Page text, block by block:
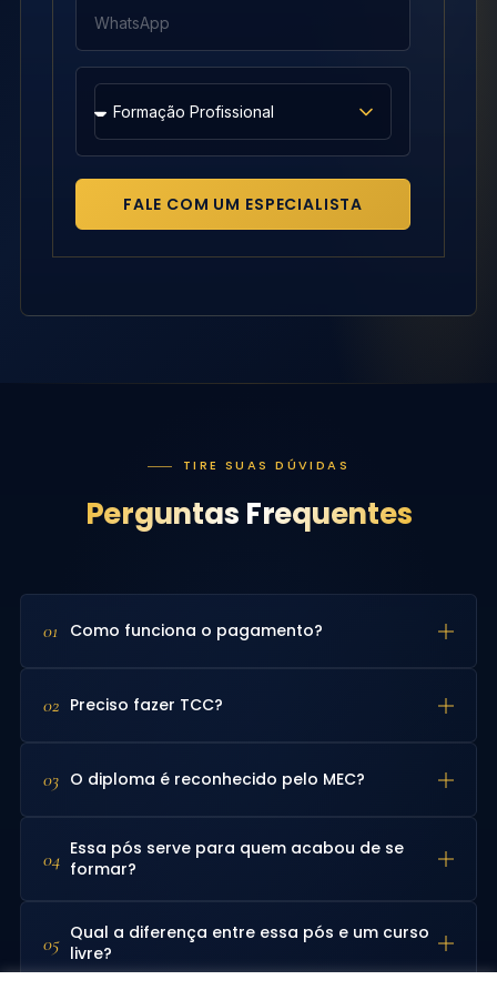
FALE COM UM ESPECIALISTA
TIRE SUAS DÚVIDAS
Perguntas Frequentes
01 Como funciona o pagamento?
02 Preciso fazer TCC?
03 O diploma é reconhecido pelo MEC?
04 Essa pós serve para quem acabou de se
formar?
05 Qual a diferença entre essa pós e um curso
livre?